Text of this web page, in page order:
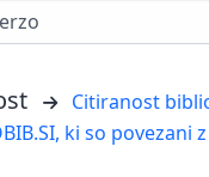
Citiranost
ki so povezani